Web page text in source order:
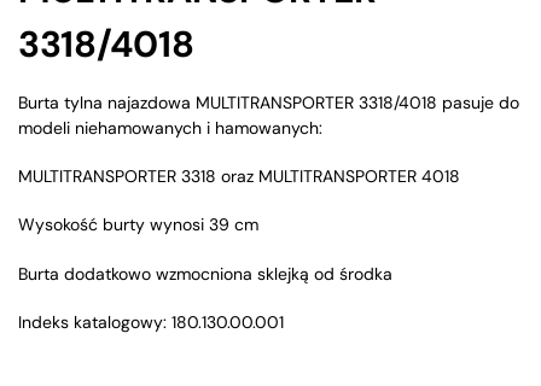
3318/4018
Burta tylna najazdowa MULTITRANSPORTER 3318/4018 pasuje do
modeli niehamowanych i hamowanych:
MULTITRANSPORTER 3318 oraz MULTITRANSPORTER 4018
Wysokość burty wynosi 39 cm
Burta dodatkowo wzmocniona sklejką od środka
Indeks katalogowy: 180.130.00.001